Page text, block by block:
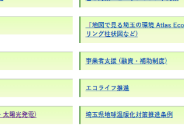
の対応ですか？
なりますか？
ですか？